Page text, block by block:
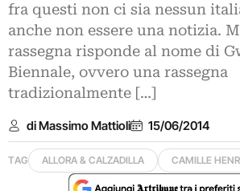
fra questi non ci sia nessun
anche non essere una notizia.
rassegna risponde al nome di
Biennale, ovvero una rassegna
tradizionalmente […]
di Massimo Mattioli 15/06/2014
TAG ALLORA & CALZADILLA CAMILLE